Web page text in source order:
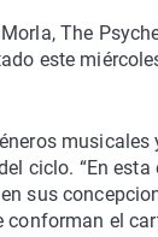
The
este
ciclo. “En
sus
el